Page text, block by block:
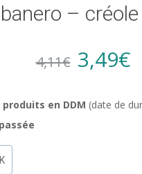
–
4,11€ Original
price
3,49€
en DDM (date de